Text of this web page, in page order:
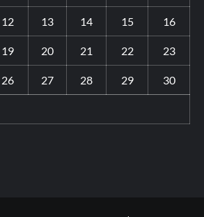
12 13 14 15 16
19 20 21 22 23
26 27 28 29 30